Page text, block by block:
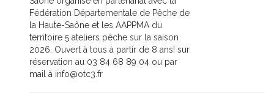
Fédération Départementale de Pêche de
la Haute-Saône et les AAPPMA du
territoire 5 ateliers pêche sur la saison
2026. Ouvert à tous à partir de 8 ans! sur
réservation au 03 84 68 89 04 ou par
mail à info@otc3.fr